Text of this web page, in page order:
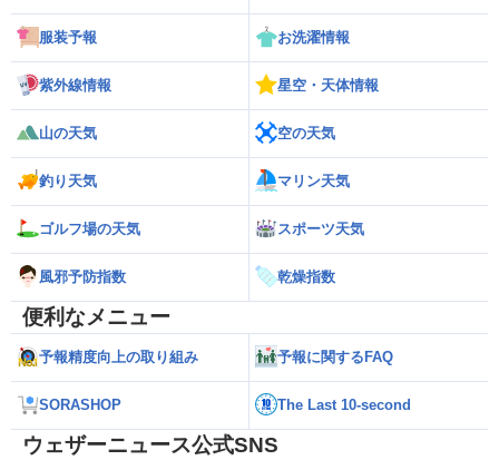
服装予報 お洗濯情報
紫外線情報 星空・天体情報
山の天気 空の天気
釣り天気 マリン天気
ゴルフ場の天気 スポーツ天気
風邪予防指数 乾燥指数
便利なメニュー
予報精度向上の取り組み 予報に関するFAQ
SORASHOP The Last 10-second
ウェザーニュース公式SNS